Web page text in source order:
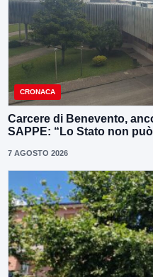
CRONACA
Carcere di Benevento,
SAPPE: “Lo Stato non
7 AGOSTO 2026